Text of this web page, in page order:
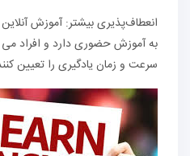
انعطاف‌پذیری بیشتر: آموزش
به آموزش حضوری دارد و افراد می
سرعت و زمان یادگیری را تعیین